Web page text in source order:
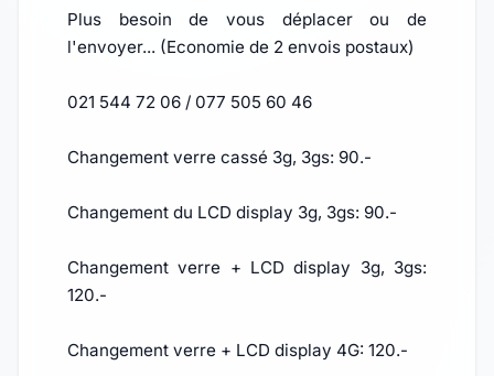
Plus besoin de vous déplacer ou de
l'envoyer... (Economie de 2 envois postaux)
021 544 72 06 / 077 505 60 46
Changement verre cassé 3g, 3gs: 90.-
Changement du LCD display 3g, 3gs: 90.-
Changement verre + LCD display 3g, 3gs:
120.-
Changement verre + LCD display 4G: 120.-